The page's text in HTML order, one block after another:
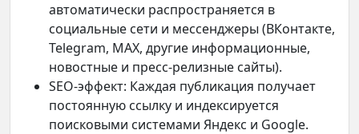
автоматически распространяется в
социальные сети и мессенджеры (ВКонтакте,
Telegram, MAX, другие информационные,
новостные и пресс-релизные сайты).
SEO-эффект: Каждая публикация получает
постоянную ссылку и индексируется
поисковыми системами Яндекс и Google.